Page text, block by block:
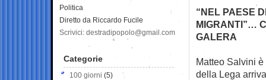
“NEL PAESE
MIGRANTI”…
GALERA
Matteo Salvini è
della Lega
Politica
Diretto da Riccardo Fucile
Scrivici: destradipopolo@gmail.com
Categorie
100 giorni (5)